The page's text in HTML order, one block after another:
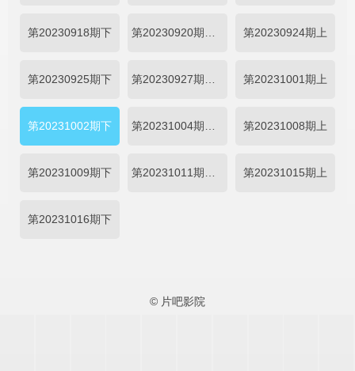
第20230918期下 第20230924期上
第20230925期下 第20231001期上
第20231002期下 第20231008期上
第20231009期下 第20231015期上
第20231016期下
© 片吧影院